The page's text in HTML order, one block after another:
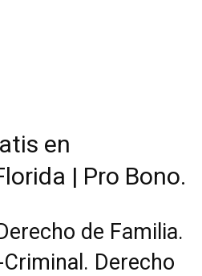
en
| Pro Bono.
de Familia.
Derecho